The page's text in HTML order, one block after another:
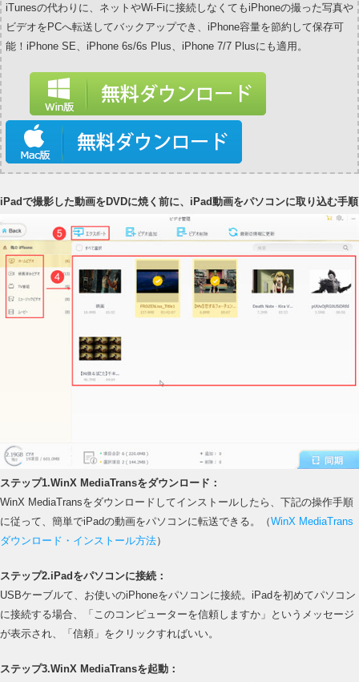
iTunesの代わりに、ネットやWi-Fiに接続しなくてもiPhoneの撮った写真や
ビデオをPCへ転送してバックアップでき、iPhone容量を節約して保存可
能！iPhone SE、iPhone 6s/6s Plus、iPhone 7/7 Plusにも適用。
iPadで撮影した動画をDVDに焼く前に、iPad動画をパソコンに取り込む手順
ステップ1.WinX MediaTransをダウンロード：
WinX MediaTransをダウンロードしてインストールしたら、下記の操作手順
に従って、簡単でiPadの動画をパソコンに転送できる。（WinX MediaTrans
ダウンロード・インストール方法）
ステップ2.iPadをパソコンに接続：
USBケーブルて、お使いのiPhoneをパソコンに接続。iPadを初めてパソコン
に接続する場合、「このコンピューターを信頼しますか」というメッセージ
が表示され、「信頼」をクリックすればいい。
ステップ3.WinX MediaTransを起動：